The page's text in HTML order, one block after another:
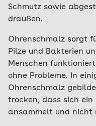
Schmutz sowie
draußen.
Ohrenschmalz sorgt
Pilze und Bakterien
Menschen
ohne Probleme. In
Ohrenschmalz
trocken, dass sich ein
ansammelt und nicht